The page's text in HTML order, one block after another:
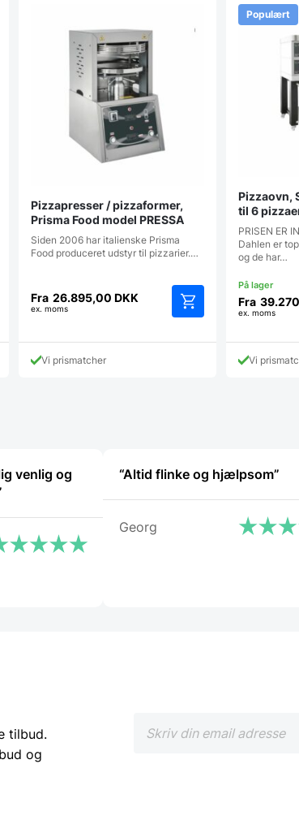
Pizzapresser / pizzaformer,
Prisma Food model PRESSA
Siden 2006 har italienske Prisma
Food produceret udstyr til pizzarier.…
Fra 26.895,00DKK
ex. moms
vare
Vi prismatcher
Populært
Pizzaovn,
til 6
PRISEN ER
Dahlen er
og de har…
Fra
ex. moms
Vi
venlig og
“Altid flinke og hjælpsom”
Georg
tilbud.
og